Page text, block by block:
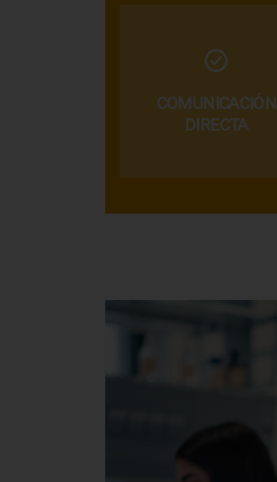
COMUNICACIÓN
DIRECTA